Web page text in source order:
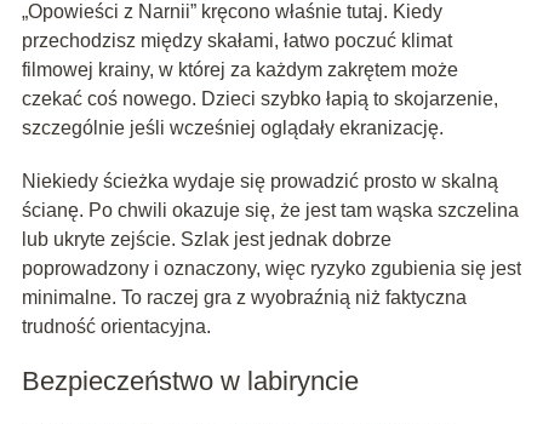
„Opowieści z Narnii” kręcono właśnie tutaj. Kiedy
przechodzisz między skałami, łatwo poczuć klimat
filmowej krainy, w której za każdym zakrętem może
czekać coś nowego. Dzieci szybko łapią to skojarzenie,
szczególnie jeśli wcześniej oglądały ekranizację.
Niekiedy ścieżka wydaje się prowadzić prosto w skalną
ścianę. Po chwili okazuje się, że jest tam wąska szczelina
lub ukryte zejście. Szlak jest jednak dobrze
poprowadzony i oznaczony, więc ryzyko zgubienia się jest
minimalne. To raczej gra z wyobraźnią niż faktyczna
trudność orientacyjna.
Bezpieczeństwo w labiryncie